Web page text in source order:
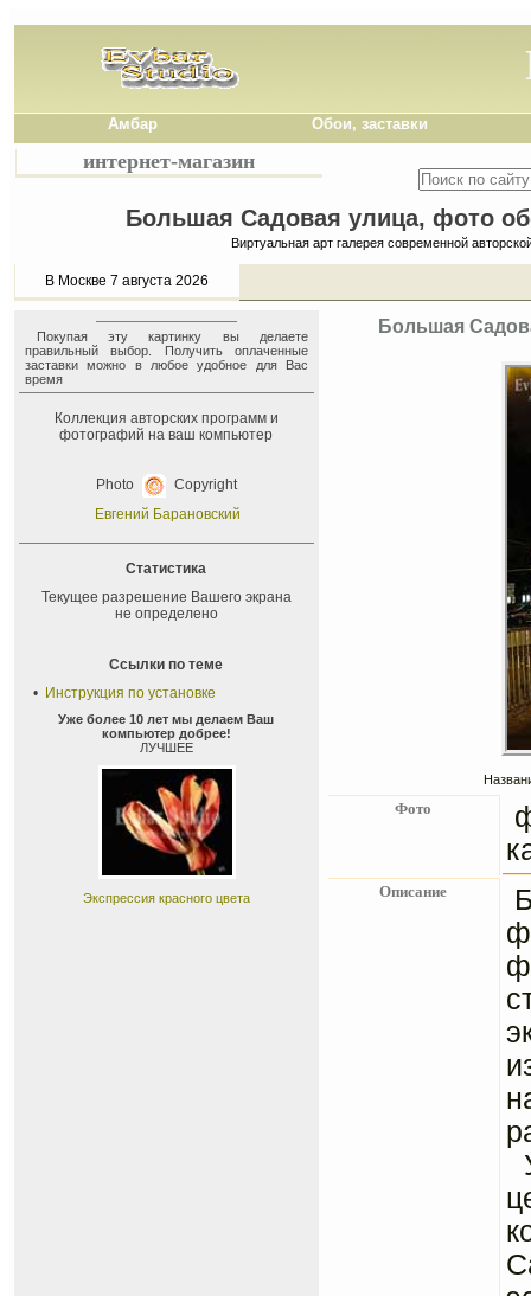
Амбар Обои, заставки
интернет-магазин
Большая Садовая улица, фото
Виртуальная арт галерея современной
В Москве 7 августа 2026
Покупая эту картинку вы делаете
правильный выбор. Получить оплаченные
заставки можно в любое удобное для Вас
время
Коллекция авторских программ и
фотографий на ваш компьютер
Photo
Copyright
Евгений Барановский
Статистика
Текущее разрешение Вашего экрана
не определено
Ссылки по теме
• Инструкция по установке
Уже более 10 лет мы делаем Ваш
компьютер добрее!
ЛУЧШЕЕ
Экспрессия красного цвета
Большая
Фото
Описание